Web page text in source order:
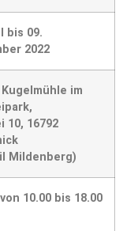
bis 09.
2022
im
10, 16792
Mildenberg)
10.00 bis 18.00